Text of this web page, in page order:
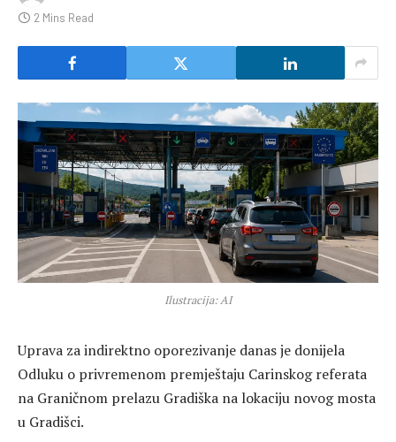
2 Mins Read
Ilustracija: AI
Uprava za indirektno oporezivanje danas je donijela
Odluku o privremenom premještaju Carinskog referata
na Graničnom prelazu Gradiška na lokaciju novog mosta
u Gradišci.